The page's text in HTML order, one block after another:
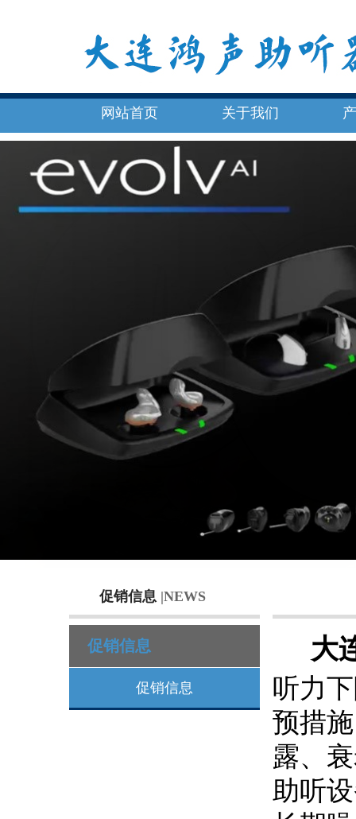
网站首页 关于我们
促销信息 |NEWS
促销信息
促销信息
大
听力
预措
露、
助听